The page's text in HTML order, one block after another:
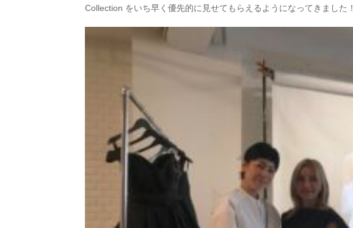
Collection をいち早く優先的に見せてもらえるようになってきました！